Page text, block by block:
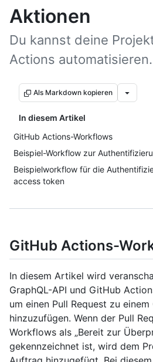
Aktionen
Du kannst deine
Actions automatisieren.
Als Markdown kopieren
In diesem Artikel
GitHub Actions-Workflows
Beispiel-Workflow zur
Beispielworkflow für die
access token
GitHub Actions-
In diesem Artikel wird
GraphQL-API und GitHub
um einen Pull Request zu
hinzuzufügen. Wenn der Pull
Workflows als „Bereit zur
gekennzeichnet ist, wird dem